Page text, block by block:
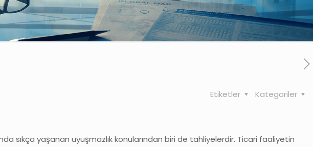
Kategoriler
Etiketler
sıkça yaşanan uyuşmazlık konularından biri de tahliyelerdir. Ticari faaliyetin